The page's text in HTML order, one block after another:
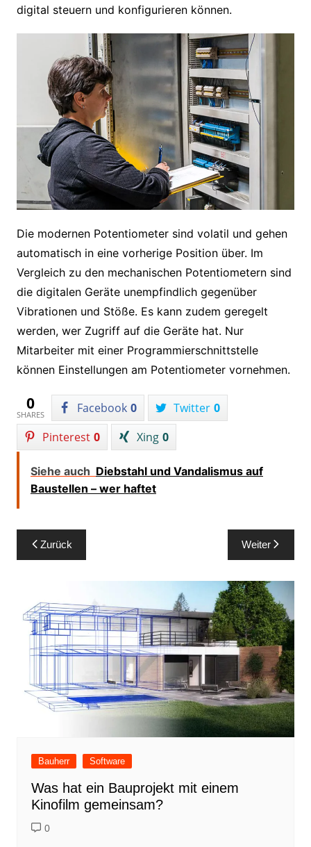
digital steuern und konfigurieren können.
Die modernen Potentiometer sind volatil und gehen
automatisch in eine vorherige Position über. Im
Vergleich zu den mechanischen Potentiometern sind
die digitalen Geräte unempfindlich gegenüber
Vibrationen und Stöße. Es kann zudem geregelt
werden, wer Zugriff auf die Geräte hat. Nur
Mitarbeiter mit einer Programmierschnittstelle
können Einstellungen am Potentiometer vornehmen.
0
SHARES Facebook 0 Twitter 0
Pinterest 0 Xing 0
Siehe auch Diebstahl und Vandalismus auf
Baustellen – wer haftet
Beitragsnavigation
Zurück Weiter
Bauherr Software
Was hat ein Bauprojekt mit einem
Kinofilm gemeinsam?
0